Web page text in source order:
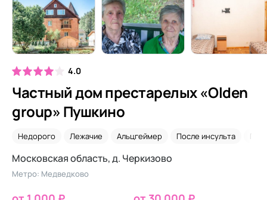
4.0
Частный дом престарелых «Olden
group» Пушкино
Недорого Лежачие Альцгеймер После инсульта
Московская область, д. Черкизово
Метро: Медведково